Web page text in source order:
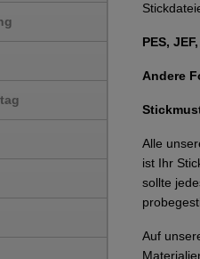
PES,
Andere
Alle
ist Ihr
sollte
Auf